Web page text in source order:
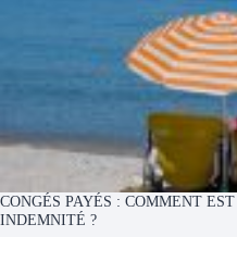
CONGÉS PAYÉS : COMMENT
INDEMNITÉ ?